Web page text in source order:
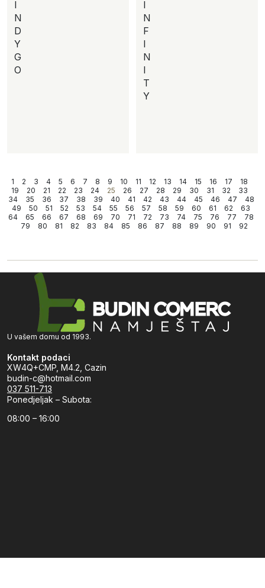
I
N
D
Y
G
O
I
N
F
I
N
I
T
Y
1 2 3 4 5 6 7 8 9 10 11 12 13 14 15 16 17
18
19
20 21 22 23 24 25 26 27 28 29 30 31 32
33
34
35 36 37 38 39 40 41 42 43 44 45 46 47
48
49
50 51 52 53 54 55 56 57 58 59 60 61 62
63
64
65 66 67 68 69 70 71 72 73 74 75 76 77
78
79
80 81 82 83 84 85 86 87 88 89 90 91 92
U vašem domu od 1993.
Kontakt podaci
XW4Q+CMP, M4.2, Cazin
budin-c@hotmail.com
037 511-713
Ponedjeljak – Subota:
08:00 – 16:00